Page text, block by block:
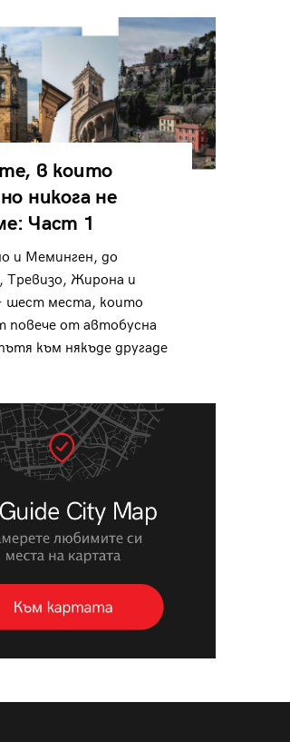
в които
никога не
Част 1
и Меминген, до
Тревизо, Жирона и
шест места, които
повече от автобусна
към някъде другаде